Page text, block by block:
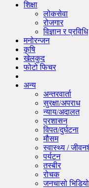
शिक्षा
लोकसेवा
रोजगार
विज्ञान र प्रविधि
मनोरन्जन
कृषि
खेलकुद
फोटो फिचर
अन्य
अन्तरवार्ता
सुरक्षा/अपराध
न्याय/अदालत
प्रशासन
विपत/दुर्घटना
मौसम
स्वास्थ्य /
पर्यटन
तस्बीर
रोचक
जनचासो भिडियो